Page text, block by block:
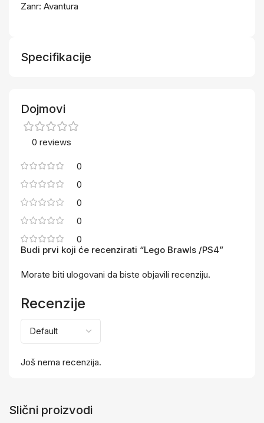
Zanr: Avantura
Specifikacije
Dojmovi
0 reviews
0
0
0
0
0
Recenzije
Još nema recenzija.
Budi prvi koji će recenzirati “Lego Brawls /PS4”
Morate biti ulogovani da biste objavili recenziju.
Slični proizvodi